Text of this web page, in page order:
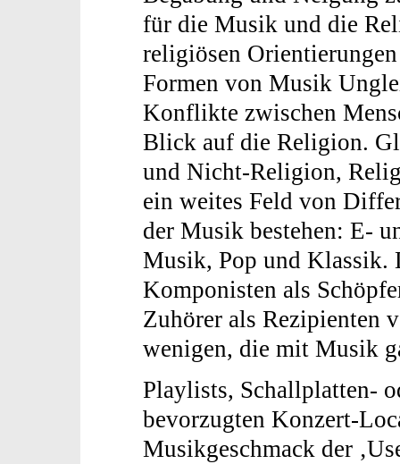
für die Musik und die
religiösen
Formen von Musik
Konflikte zwischen
Blick auf die Religion.
und Nicht-Religion,
ein weites Feld von
der Musik bestehen: E-
Musik, Pop und Klassik.
Komponisten als
Zuhörer als Rezipienten
wenigen, die mit Musik
Playlists, Schallplatten-
bevorzugten Konzert-
Musikgeschmack der